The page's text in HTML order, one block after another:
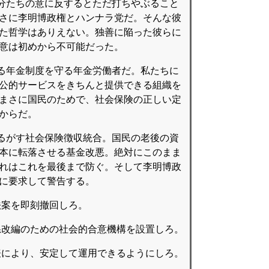
たちの意に反するとただ打ちやぶること
に李明博政権とハンナラ党だ。そんな彼
哲学はありえない。独善に陥った彼らに
は初めから不可能だった。
年金制度を守る年金労働者だ。私たちに
的サービスをきちんと提供できる組織を
さに国民のためで、社会保険の正しい定
らだ。
がす社会保険徴収統合。国民の老後の資
に転落させる基金改悪。絶対にこのまま
はこれを最後まで防ぐ。そして李明博政
要求して警告する。
を即刻撤回しろ。
編のための社会的合意機構を設置しろ。
より、安定して運用できるようにしろ。